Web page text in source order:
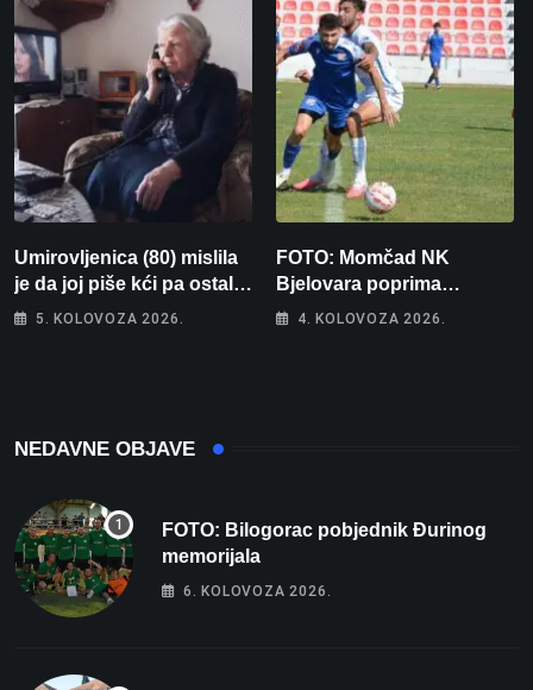
Umirovljenica (80) mislila
je da joj piše kći pa ostala
bez 1000 eura
5. KOLOVOZA 2026.
FOTO: Momčad NK
Bjelovara poprima
jesenski izgled
4. KOLOVOZA 2026.
NEDAVNE OBJAVE
FOTO: Bilogorac pobjednik Đurinog
memorijala
6. KOLOVOZA 2026.